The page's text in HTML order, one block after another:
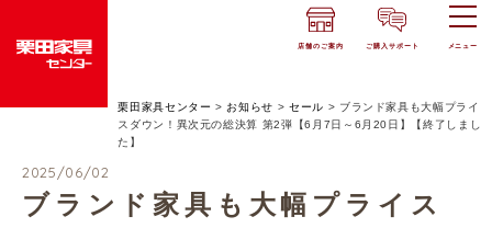
店舗のご案内 ご購入サポート メニュー
栗田家具センター > お知らせ > セール > ブランド家具も大幅プライ
スダウン！異次元の総決算 第2弾【6月7日～6月20日】【終了しまし
た】
2025/06/02
ブランド家具も大幅プライス